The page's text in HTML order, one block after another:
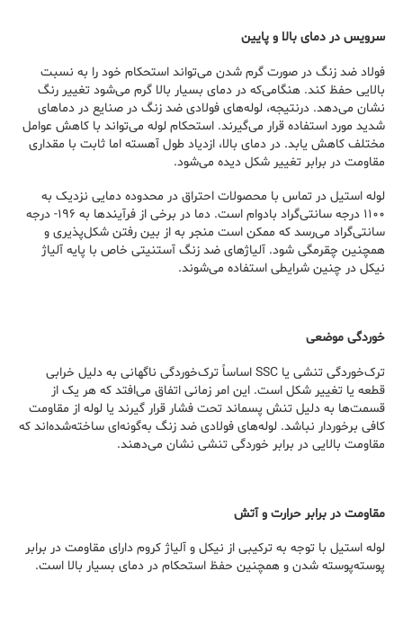
سرویس در دمای بالا و پایین
فولاد ضد زنگ در صورت گرم شدن می‌تواند استحکام خود را به نسبت
بالایی حفظ کند. هنگامی‌که در دمای بسیار بالا گرم می‌شود تغییر رنگ
نشان می‌دهد. درنتیجه، لوله‌های فولادی ضد زنگ در صنایع در دماهای
شدید مورد استفاده قرار می‌گیرند. استحکام لوله می‌تواند با کاهش عوامل
مختلف کاهش یابد. در دمای بالا، ازدیاد طول آهسته اما ثابت با مقداری
مقاومت در برابر تغییر شکل دیده می‌شود.
لوله استیل در تماس با محصولات احتراق در محدوده دمایی نزدیک به
۱۱۰۰ درجه سانتی‌گراد بادوام است. دما در برخی از فرآیندها به ۱۹۶- درجه
سانتی‌گراد می‌رسد که ممکن است منجر به از بین رفتن شکل‌پذیری و
همچنین چقرمگی شود. آلیاژهای ضد زنگ آستنیتی خاص با پایه آلیاژ
نیکل در چنین شرایطی استفاده می‌شوند.
خوردگی موضعی
ترک‌خوردگی تنشی یا SSC اساساً ترک‌خوردگی ناگهانی به دلیل خرابی
قطعه یا تغییر شکل است. این امر زمانی اتفاق می‌افتد که هر یک از
قسمت‌ها به دلیل تنش پسماند تحت فشار قرار گیرند یا لوله از مقاومت
کافی برخوردار نباشد. لوله‌های فولادی ضد زنگ به‌گونه‌ای ساخته‌شده‌اند که
مقاومت بالایی در برابر خوردگی تنشی نشان می‌دهند.
مقاومت در برابر حرارت و آتش
لوله استیل با توجه به ترکیبی از نیکل و آلیاژ کروم دارای مقاومت در برابر
پوسته‌پوسته شدن و همچنین حفظ استحکام در دمای بسیار بالا است.